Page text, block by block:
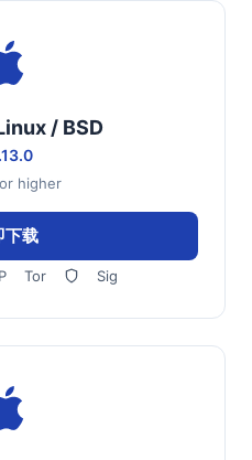
/ BSD
higher
下载
Tor Sig